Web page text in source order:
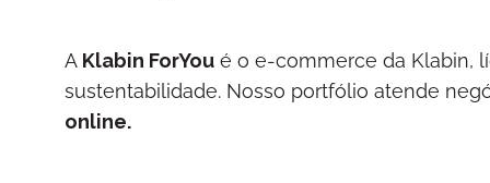
A Klabin ForYoué o e-commerce da Klabin,
sustentabilidade. Nosso portfólio atende
online.